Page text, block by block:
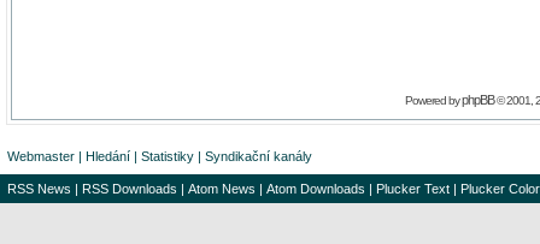
Powered byphpBB© 2001,
Webmaster | Hledání | Statistiky | Syndikační kanály
RSS News | RSS Downloads | Atom News | Atom Downloads | Plucker Text | Plucker Color